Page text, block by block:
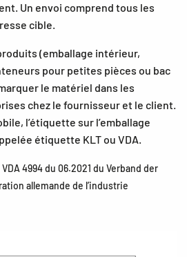
Un envoi comprend tous les
cible.
(emballage intérieur,
pour petites pièces ou bac
le matériel dans les
chez le fournisseur et le client.
l’étiquette sur l’emballage
étiquette KLT ou VDA.
4994 du 06.2021 du Verband der
allemande de l’industrie